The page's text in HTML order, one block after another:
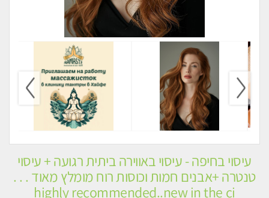
עיסוי בחיפה - עיסוי באווירה ביתית רגועה + עיסוי
טנטרה +אבנים חמות וכוסות רוח מומלץ מאוד . . .
highly recommended..new in the ci